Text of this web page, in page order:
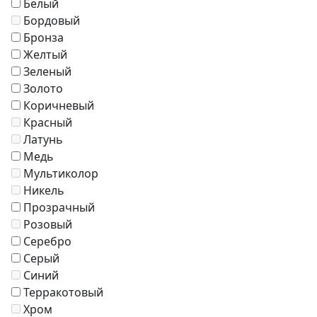
Кресла
Зонты
Журнальные столики
Диваны
Аксессуары
Белый
Бордовый
Бронза
Желтый
Зеленый
Золото
Коричневый
Красный
Латунь
Медь
Мультиколор
Никель
Прозрачный
Розовый
Серебро
Серый
Синий
Терракотовый
Хром